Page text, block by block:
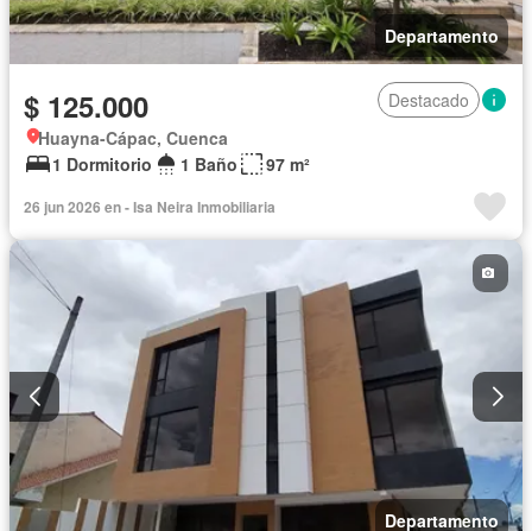
Departamento
$ 125.000
Destacado
Huayna-Cápac, Cuenca
1 Dormitorio
1 Baño 97 m²
26 jun 2026 en - Isa Neira Inmobiliaria
Departamento